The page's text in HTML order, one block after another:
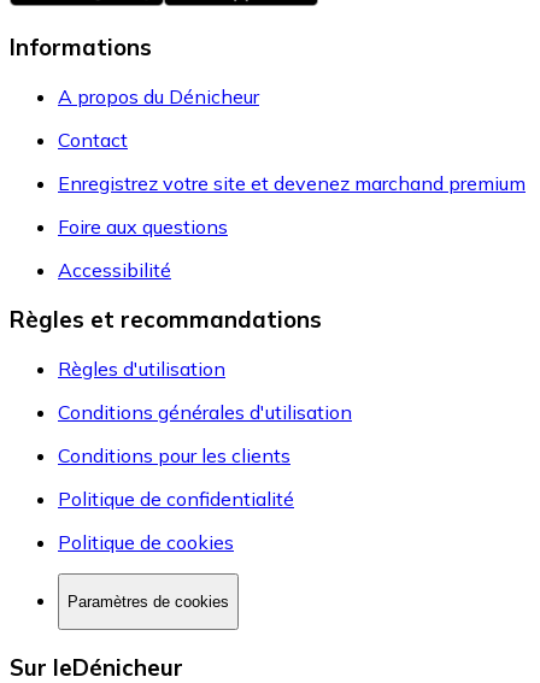
Informations
A propos du Dénicheur
Contact
Enregistrez votre site et devenez marchand premium
Foire aux questions
Accessibilité
Règles et recommandations
Règles d'utilisation
Conditions générales d'utilisation
Conditions pour les clients
Politique de confidentialité
Politique de cookies
Paramètres de cookies
Sur leDénicheur